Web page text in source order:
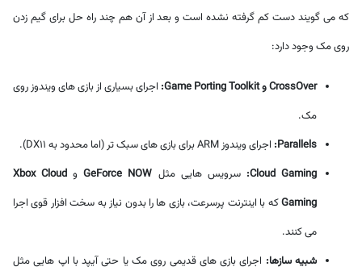
که می گویند دست کم گرفته نشده است و بعد از آن هم چند راه حل برای گیم زدن
روی مک وجود دارد:
CrossOver و Game Porting Toolkit:
اجرای بسیاری از بازی های ویندوز روی
مک.
Parallels: اجرای ویندوز ARM برای بازی های سبک تر (اما محدود به DX11).
Cloud Gaming: سرویس هایی مثل GeForce NOWو Xbox Cloud
Gamingکه با اینترنت پرسرعت، بازی ها را بدون نیاز به سخت افزار قوی اجرا
می کنند.
شبیه سازها: اجرای بازی های قدیمی روی مک یا حتی آیپد با اپ هایی مثل